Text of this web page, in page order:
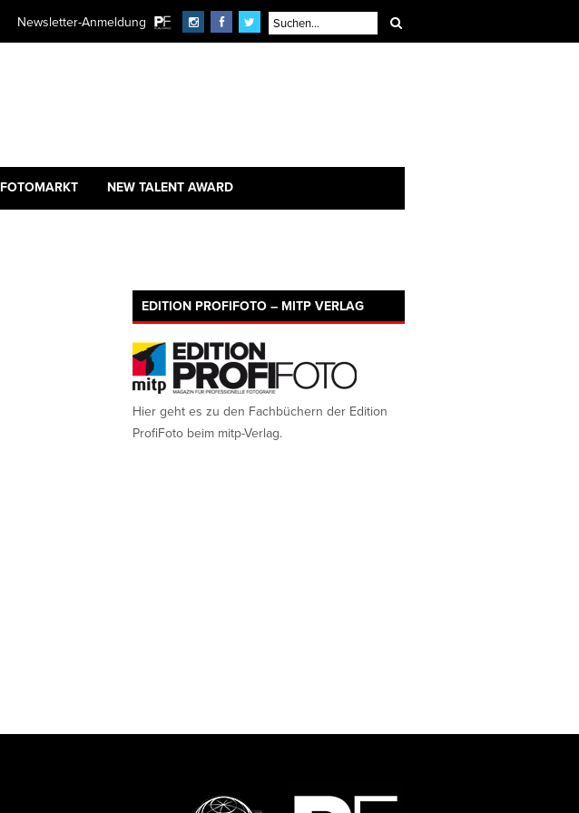
Newsletter-Anmeldung
FOTOMARKT NEW TALENT AWARD
EDITION PROFIFOTO – MITP VERLAG
Hier geht es zu den Fachbüchern der Edition
ProfiFoto beim mitp-Verlag.